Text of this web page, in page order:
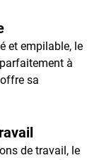
et empilable, le
à
sa
de travail, le